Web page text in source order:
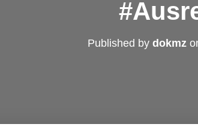
Published by dokmz